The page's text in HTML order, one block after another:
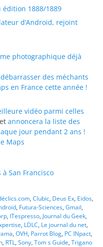
édition 1888/1889
d’Android, rejoint
photographique déjà
des méchants
en France cette année !
vidéo parmi celles
et annoncera la liste des
jour pendant 2 ans !
Maps
San Francisco
, Clubic, Deus Ex, Eidos,
, Futura-Sciences, Gmail,
, ITespresso, Journal du Geek,
, LDLC, Le journal du net,
, OVH, Parrot Blog, PC INpact,
, RTL, Sony, Tom s Guide, Trigano